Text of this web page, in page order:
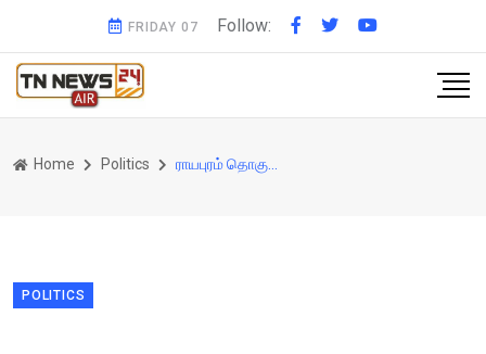
FRIDAY 07 Follow:
Home Politics
POLITICS